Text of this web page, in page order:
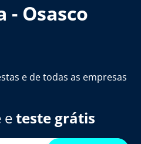
- Osasco
e de todas as empresas
eteste grátis